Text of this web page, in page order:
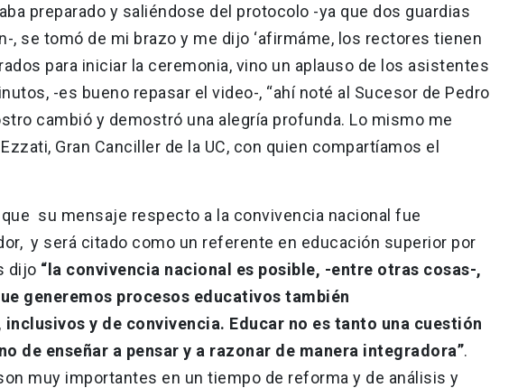
preparado y saliéndose del protocolo -ya que dos guardias
, se tomó de mi brazo y me dijo ‘afirmáme, los rectores tienen
para iniciar la ceremonia, vino un aplauso de los asistentes
-es bueno repasar el video-, “ahí noté al Sucesor de Pedro
cambió y demostró una alegría profunda. Lo mismo me
Gran Canciller de la UC, con quien compartíamos el
su mensaje respecto a la convivencia nacional fue
y será citado como un referente en educación superior por
dijo “la convivencia nacional es posible, -entre otras cosas-,
generemos procesos educativos también
y de convivencia. Educar no es tanto una cuestión
de enseñar a pensar y a razonar de manera integradora”.
muy importantes en un tiempo de reforma y de análisis y